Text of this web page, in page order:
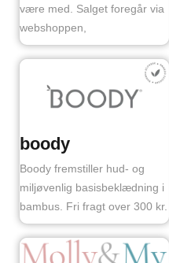
være med. Salget foregår via
webshoppen,
boody
Boody fremstiller hud- og
miljøvenlig basisbeklædning i
bambus. Fri fragt over 300 kr.